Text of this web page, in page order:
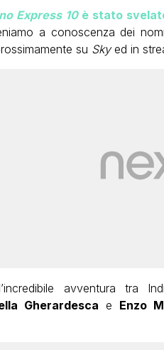
Express 10è stato
a conoscenza dei
su Skyed in
avventura tra
Gherardesca e Enzo